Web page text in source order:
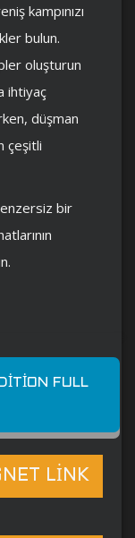
kampınızı
bulun.
oluşturun
ihtiyaç
düşman
çeşitli
bir
FULL
LİNK